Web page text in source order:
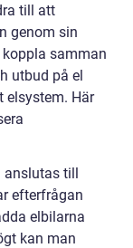
till att
genom sin
samman
utbud på el
elsystem. Här
anslutas till
efterfrågan
elbilarna
kan man